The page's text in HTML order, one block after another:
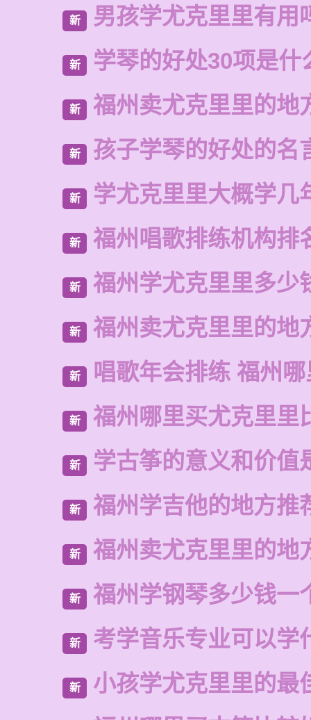
新 男孩学尤克里里有用
新 学琴的好处30项是什
新 福州卖尤克里里的地
新 孩子学琴的好处的名
新 学尤克里里大概学几
新 福州唱歌排练机构排
新 福州学尤克里里多少
新 福州卖尤克里里的地
新 唱歌年会排练 福州
新 福州哪里买尤克里里
新 学古筝的意义和价值
新 福州学吉他的地方推
新 福州卖尤克里里的地
新 福州学钢琴多少钱一
新 考学音乐专业可以学
新
小孩学尤克里里的最